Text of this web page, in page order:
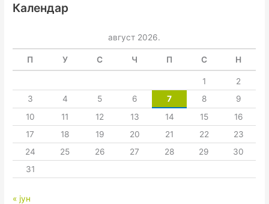
Календар
август 2026.
П У С Ч П С Н
1
2
3
4 5 6 7 8
9
10
11 12 13 14 15
16
17
18 19 20 21 22
23
24
25 26 27 28 29
30
31
« јун